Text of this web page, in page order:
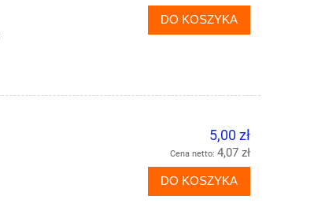
DO KOSZYKA
5,00 zł
Cena netto: 4,07 zł
DO KOSZYKA